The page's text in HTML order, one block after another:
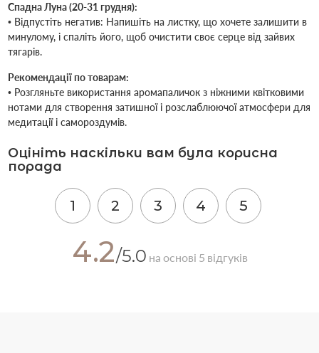
Спадна Луна (20-31 грудня):
• Відпустіть негатив: Напишіть на листку, що хочете залишити в
минулому, і спаліть його, щоб очистити своє серце від зайвих
тягарів.
Рекомендації по товарам:
• Розгляньте використання аромапаличок з ніжними квітковими
нотами для створення затишної і розслаблюючої атмосфери для
медитації і самороздумів.
Оцініть наскільки вам була корисна
порада
5
4
3
2
1
4.2/5.0 на основі 5 відгуків